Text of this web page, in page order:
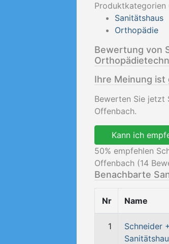
Produktkategorien
Sanitätshaus
Orthopädie
Bewertung von
Ihre Meinung ist
Bewerten Sie jetzt
Offenbach.
Kann ich
50% empfehlen
Offenbach (14
Benachbarte
Nr Name
1
Schneider